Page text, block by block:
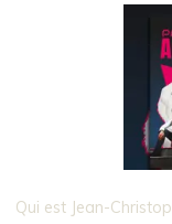
Qui est Jean-